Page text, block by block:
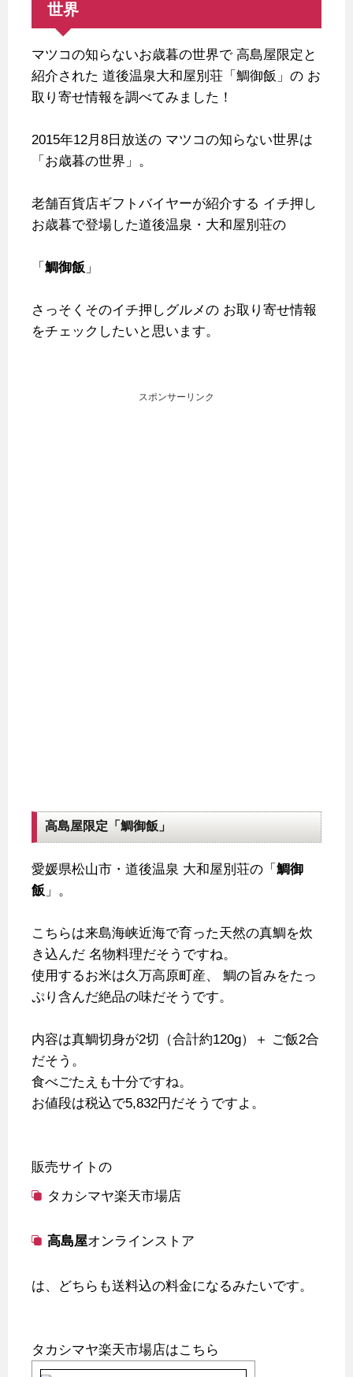
世界
マツコの知らないお歳暮の世界で高島屋限定と
紹介された 道後温泉大和屋別荘「鯛御飯」の お
取り寄せ情報を調べてみました！
2015年12月8日放送の マツコの知らない世界は
「お歳暮の世界」。
老舗百貨店ギフトバイヤーが紹介する イチ押し
お歳暮で登場した道後温泉・大和屋別荘の
「 鯛御飯 」
さっそくそのイチ押しグルメの お取り寄せ情報
をチェックしたいと思います。
スポンサーリンク
高島屋限定「鯛御飯」
愛媛県松山市・道後温泉 大和屋別荘の「 鯛御
飯 」。
こちらは来島海峡近海で育った天然の真鯛を炊
き込んだ 名物料理だそうですね。
使用するお米は久万高原町産、
鯛の旨みをたっ
ぷり含んだ絶品の味だそうです。
内容は真鯛切身が2切（合計約120g）＋ ご飯2合
だそう。
食べごたえも十分ですね。
お値段は税込で5,832円だそうですよ。
販売サイトの
タカシマヤ楽天市場店
高島屋オンラインストア
は、どちらも送料込の料金になるみたいです。
タカシマヤ楽天市場店はこちら